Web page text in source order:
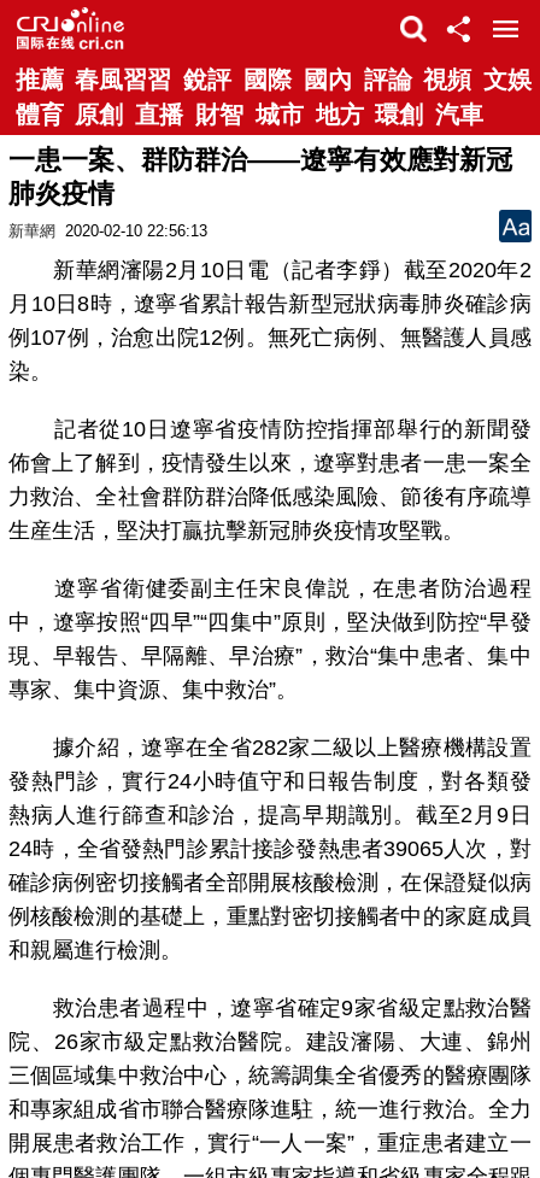
推薦 春風習習 銳評 國際 國內 評論 視頻 文娛
體育 原創 直播 財智 城市 地方 環創 汽車
一患一案、群防群治——遼寧有效應對新冠
肺炎疫情
新華網 2020-02-10 22:56:13
新華網瀋陽2月10日電（記者李錚）截至2020年2
月10日8時，遼寧省累計報告新型冠狀病毒肺炎確診病
例107例，治愈出院12例。無死亡病例、無醫護人員感
染。
記者從10日遼寧省疫情防控指揮部舉行的新聞發
佈會上了解到，疫情發生以來，遼寧對患者一患一案全
力救治、全社會群防群治降低感染風險、節後有序疏導
生産生活，堅決打贏抗擊新冠肺炎疫情攻堅戰。
遼寧省衛健委副主任宋良偉説，在患者防治過程
中，遼寧按照“四早”“四集中”原則，堅決做到防控“早發
現、早報告、早隔離、早治療”，救治“集中患者、集中
專家、集中資源、集中救治”。
據介紹，遼寧在全省282家二級以上醫療機構設置
發熱門診，實行24小時值守和日報告制度，對各類發
熱病人進行篩查和診治，提高早期識別。截至2月9日
24時，全省發熱門診累計接診發熱患者39065人次，對
確診病例密切接觸者全部開展核酸檢測，在保證疑似病
例核酸檢測的基礎上，重點對密切接觸者中的家庭成員
和親屬進行檢測。
救治患者過程中，遼寧省確定9家省級定點救治醫
院、26家市級定點救治醫院。建設瀋陽、大連、錦州
三個區域集中救治中心，統籌調集全省優秀的醫療團隊
和專家組成省市聯合醫療隊進駐，統一進行救治。全力
開展患者救治工作，實行“一人一案”，重症患者建立一